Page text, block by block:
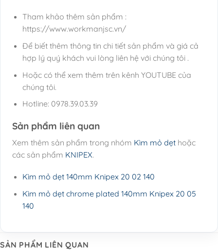
Tham khảo thêm sản phẩm :
https://www.workmanjsc.vn/
Để biết thêm thông tin chi tiết sản phẩm và giá cả
hợp lý quý khách vui lòng liên hệ với chúng tôi .
Hoặc có thể xem thêm trên kênh YOUTUBE của
chúng tôi.
Hotline: 0978.39.03.39
Sản phẩm liên quan
Xem thêm sản phẩm trong nhóm Kìm mỏ dẹt hoặc
các sản phẩm KNIPEX.
Kìm mỏ dẹt 140mm Knipex 20 02 140
Kìm mỏ dẹt chrome plated 140mm Knipex 20 05
140
SẢN PHẨM LIÊN QUAN